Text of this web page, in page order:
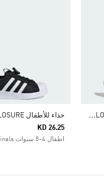
ح
ذاء SUPERSTAR LED LIGHTS COMFORT CLOSURE ELASTIC LACE
KD 26.25
اطفال 4-8 سنوات Originals